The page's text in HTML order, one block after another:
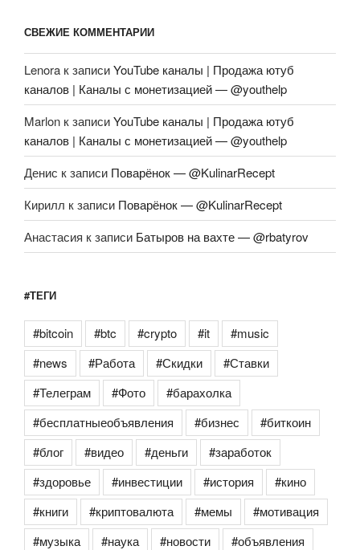
СВЕЖИЕ КОММЕНТАРИИ
Lenora к записиYouTube каналы | Продажа ютуб
каналов | Каналы с монетизацией — @youthelp
Marlon к записиYouTube каналы | Продажа ютуб
каналов | Каналы с монетизацией — @youthelp
Денис к записи Поварёнок — @KulinarRecept
Кирилл к записи Поварёнок — @KulinarRecept
Анастасия к записи Батыров на вахте — @rbatyrov
#ТЕГИ
#bitcoin #btc #crypto #it
#music
#news
#Работа #Скидки
#Ставки
#Телеграм
#Фото
#барахолка
#бесплатныеобъявления
#бизнес
#биткоин
#блог
#видео #деньги
#заработок
#здоровье
#инвестиции #история
#кино
#книги
#криптовалюта #мемы
#мотивация
#музыка
#наука #новости
#объявления